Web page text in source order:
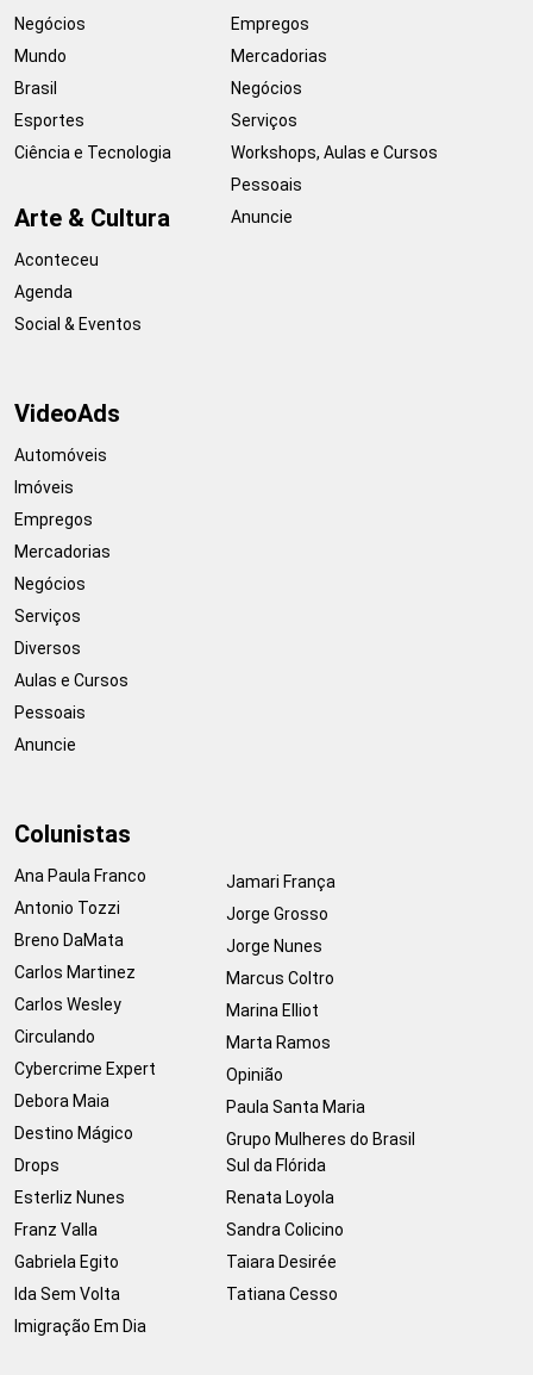
Negócios
Mundo
Brasil
Esportes
Ciência e Tecnologia
Arte & Cultura
Aconteceu
Agenda
Social & Eventos
Empregos
Mercadorias
Negócios
Serviços
Workshops, Aulas e Cursos
Pessoais
Anuncie
VideoAds
Automóveis
Imóveis
Empregos
Mercadorias
Negócios
Serviços
Diversos
Aulas e Cursos
Pessoais
Anuncie
Colunistas
Ana Paula Franco
Antonio Tozzi
Breno DaMata
Carlos Martinez
Carlos Wesley
Circulando
Cybercrime Expert
Debora Maia
Destino Mágico
Drops
Esterliz Nunes
Franz Valla
Gabriela Egito
Ida Sem Volta
Imigração Em Dia
Jamari França
Jorge Grosso
Jorge Nunes
Marcus Coltro
Marina Elliot
Marta Ramos
Opinião
Paula Santa Maria
Grupo Mulheres do Brasil
Sul da Flórida
Renata Loyola
Sandra Colicino
Taiara Desirée
Tatiana Cesso